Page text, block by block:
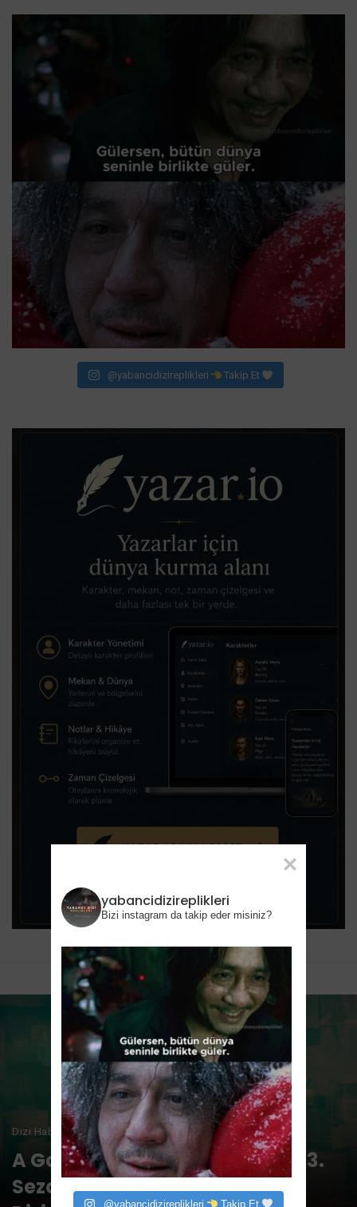
@yabancidizireplikleri Takip Et
Dizi Haberleri
A Good Girl’s Guide to Murder 3.
Sezon: Netflix Bu İngiliz Gizem
yabancidizireplikleri
Bizi instagram da takip eder misiniz?
@yabancidizireplikleri Takip Et